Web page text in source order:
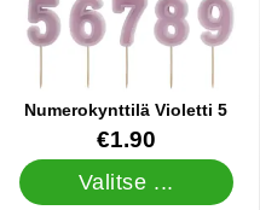
Numerokynttilä Violetti 5
Tuote.nro 87569
€1.90
Valitse ...